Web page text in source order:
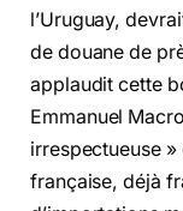
l’Uruguay,
de douane de
applaudit cette
Emmanuel
irrespectueuse
française, déjà